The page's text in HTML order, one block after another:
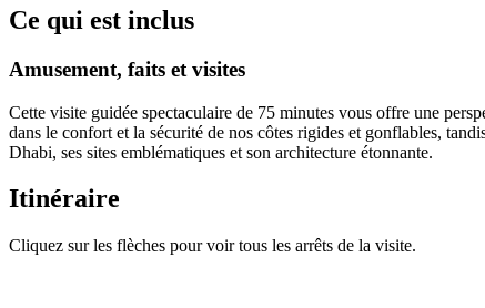
Ce qui est inclus
Amusement, faits et visites
Cette visite guidée spectaculaire de 75 minutes vous offre une
dans le confort et la sécurité de nos côtes rigides et gonflables,
Dhabi, ses sites emblématiques et son architecture étonnante.
Itinéraire
Cliquez sur les flèches pour voir tous les arrêts de la visite.